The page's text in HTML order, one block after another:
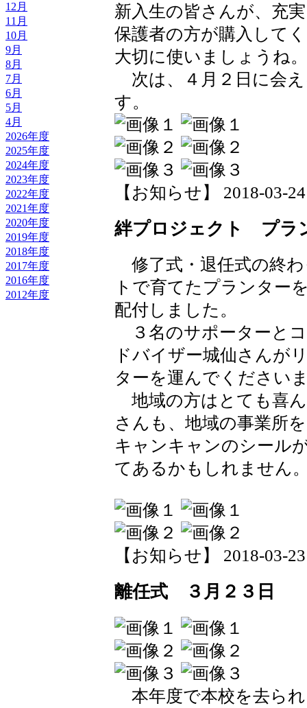
12月
11月
10月
9月
8月
7月
6月
5月
4月
2026年度
2025年度
2024年度
2023年度
2022年度
2021年度
2020年度
2019年度
2018年度
2017年度
2016年度
2012年度
新入生の皆さんが、充
保護者の方が購入して
大切に使いましょうね。
次は、４月２日に会
す。
【お知らせ】 2018-03-
絆プロジェクト プラ
修了式・退任式の終
トで育てたプランター
配付しました。
３名のサポーターと
ドバイザー城仙さんが
ターを運んでください
地域の方はとても喜
さんも、地域の事業所
キャンキャンのシール
てあるかもしれません
【お知らせ】 2018-03-
離任式 ３月２３日
本年度で本校を去ら